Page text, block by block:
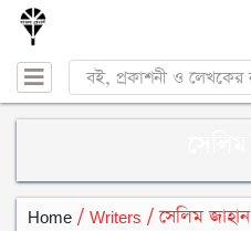
Products
search
Home / Writers / সেলিম জাহান